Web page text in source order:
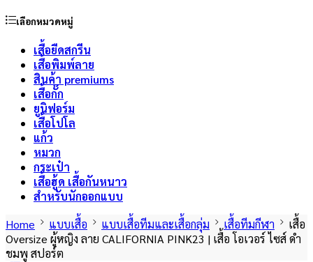
เลือกหมวดหมู่
เสื้อยืดสกรีน
เสื้อพิมพ์ลาย
สินค้า premiums
เสื้อกั๊ก
ยูนิฟอร์ม
เสื้อโปโล
แก้ว
หมวก
กระเป๋า
เสื้อฮู้ด เสื้อกันหนาว
สำหรับนักออกแบบ
Home
แบบเสื้อ แบบเสื้อทีมและเสื้อกลุ่ม เสื้อทีมกีฬา
เสื้อ
Oversize ผู้หญิง ลาย CALIFORNIA PINK23 | เสื้อ โอเวอร์ ไซส์ ดำ
ชมพู สปอร์ต